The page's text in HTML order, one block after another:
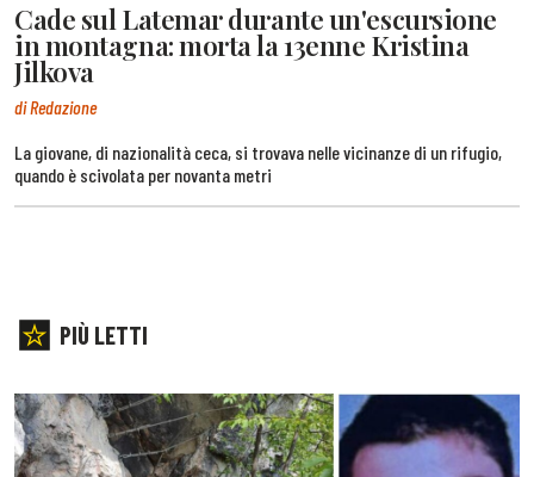
Cade sul Latemar durante un'escursione
in montagna: morta la 13enne Kristina
Jilkova
di Redazione
La giovane, di nazionalità ceca, si trovava nelle vicinanze di un rifugio,
quando è scivolata per novanta metri
PIÙ LETTI